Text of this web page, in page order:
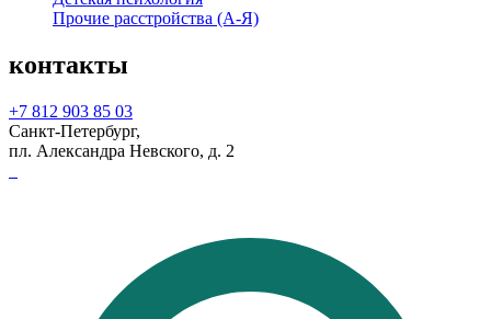
Прочие расстройства (А-Я)
контакты
+7 812 903 85 03
Санкт-Петербург,
пл. Александра Невского, д. 2